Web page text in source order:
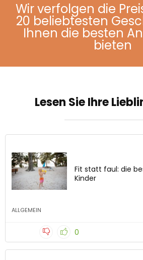
Wir verfolgen die
20 beliebtesten
Ihnen die besten
bieten
Lesen Sie Ihre
Fit statt faul: die
Kinder
ALLGEMEIN
0